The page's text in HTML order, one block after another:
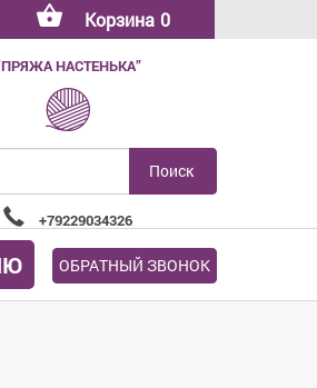
Корзина 0
НАСТЕНЬКА”
+79229034326
ОБРАТНЫЙ ЗВОНОК